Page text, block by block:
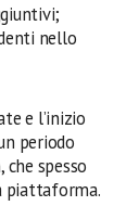
nello
e l’inizio
periodo
spesso
piattaforma.